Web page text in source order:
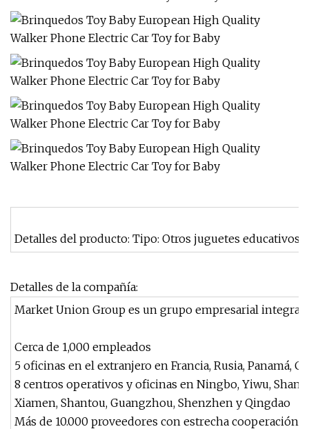
Detalles del producto: Tipo: Otros juguetes educativos
Detalles de la compañía:
Market Union Group es un grupo empresarial
Cerca de 1,000 empleados
5 oficinas en el extranjero en Francia, Rusia, Panamá,
8 centros operativos y oficinas en Ningbo, Yiwu,
Xiamen, Shantou, Guangzhou, Shenzhen y Qingdao
Más de 10.000 proveedores con estrecha cooperación